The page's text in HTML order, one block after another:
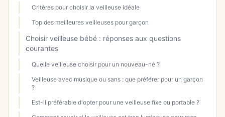
Critères pour choisir la veilleuse idéale
Top des meilleures veilleuses pour garçon
Choisir veilleuse bébé : réponses aux questions
courantes
Quelle veilleuse choisir pour un nouveau-né ?
Veilleuse avec musique ou sans : que préférer pour un garçon
?
Est-il préférable d'opter pour une veilleuse fixe ou portable ?